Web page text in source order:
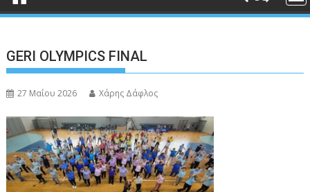
GERI OLYMPICS FINAL
27 Μαΐου 2026 Χάρης Δάφλος